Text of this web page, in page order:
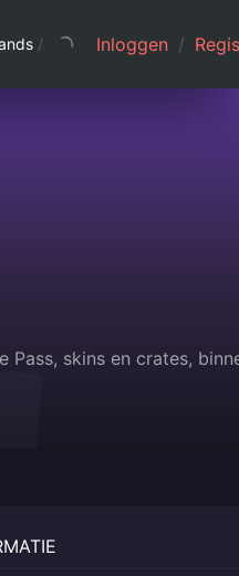
/ Inloggen /
skins en crates,